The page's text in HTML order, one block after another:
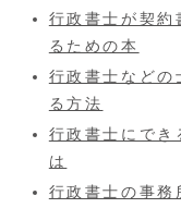
行政書士が契約
るための本
行政書士などの
る方法
行政書士にでき
は
行政書士の事務